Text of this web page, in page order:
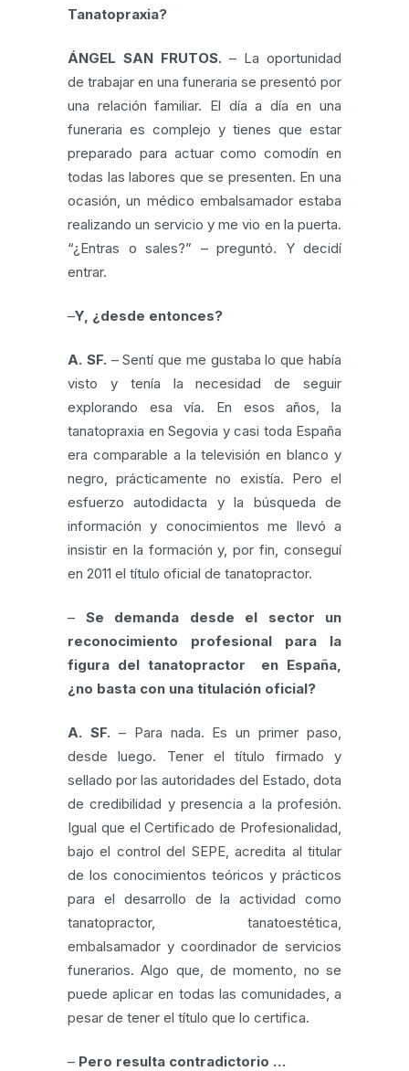
Tanatopraxia?
ÁNGEL SAN FRUTOS. – La oportunidad
de trabajar en una funeraria se presentó por
una relación familiar. El día a día en una
funeraria es complejo y tienes que estar
preparado para actuar como comodín en
todas las labores que se presenten. En una
ocasión, un médico embalsamador estaba
realizando un servicio y me vio en la puerta.
“¿Entras o sales?” – preguntó. Y decidí
entrar.
–Y, ¿desde entonces?
A. SF. – Sentí que me gustaba lo que había
visto y tenía la necesidad de seguir
explorando esa vía. En esos años, la
tanatopraxia en Segovia y casi toda España
era comparable a la televisión en blanco y
negro, prácticamente no existía. Pero el
esfuerzo autodidacta y la búsqueda de
información y conocimientos me llevó a
insistir en la formación y, por fin, conseguí
en 2011 el título oficial de tanatopractor.
– Se demanda desde el sector un
reconocimiento profesional para la
figura del tanatopractor en España,
¿no basta con una titulación oficial?
A. SF. – Para nada. Es un primer paso,
desde luego. Tener el título firmado y
sellado por las autoridades del Estado, dota
de credibilidad y presencia a la profesión.
Igual que el Certificado de Profesionalidad,
bajo el control del SEPE, acredita al titular
de los conocimientos teóricos y prácticos
para el desarrollo de la actividad como
tanatopractor, tanatoestética,
embalsamador y coordinador de servicios
funerarios. Algo que, de momento, no se
puede aplicar en todas las comunidades, a
pesar de tener el título que lo certifica.
– Pero resulta contradictorio …